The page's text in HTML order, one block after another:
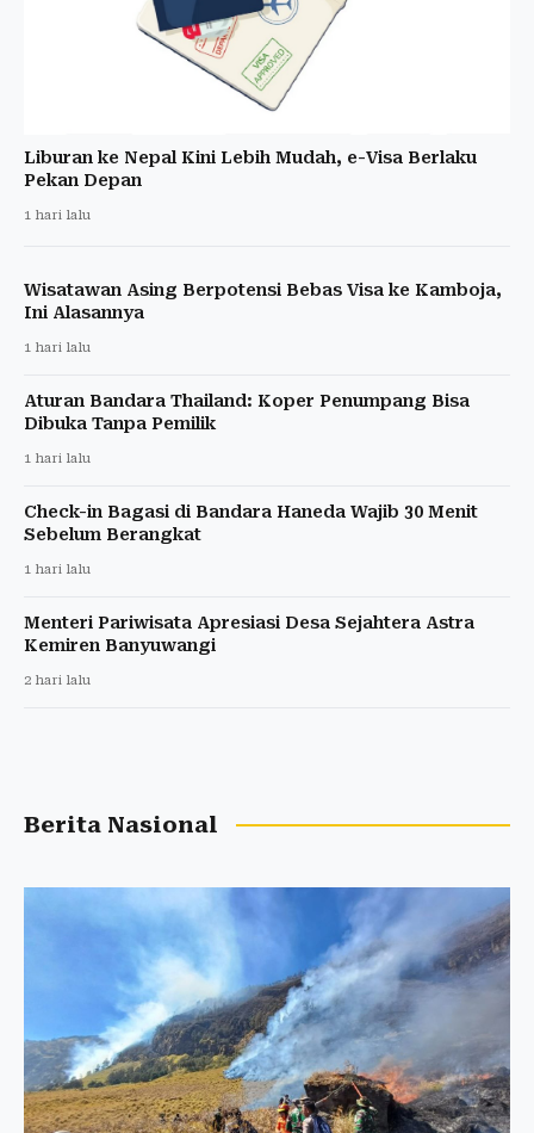
Liburan ke Nepal Kini Lebih Mudah, e-Visa Berlaku
Pekan Depan
1 hari lalu
Wisatawan Asing Berpotensi Bebas Visa ke Kamboja,
Ini Alasannya
1 hari lalu
Aturan Bandara Thailand: Koper Penumpang Bisa
Dibuka Tanpa Pemilik
1 hari lalu
Check-in Bagasi di Bandara Haneda Wajib 30 Menit
Sebelum Berangkat
1 hari lalu
Menteri Pariwisata Apresiasi Desa Sejahtera Astra
Kemiren Banyuwangi
2 hari lalu
Berita Nasional